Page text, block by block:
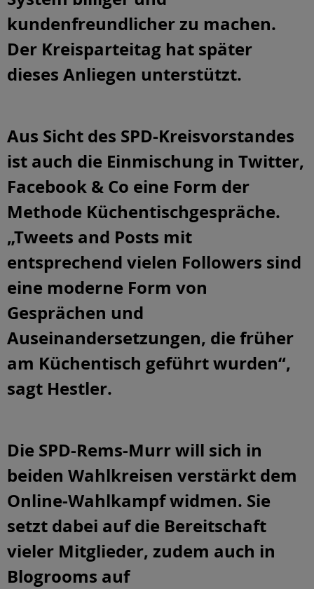
kundenfreundlicher zu machen.
Der Kreisparteitag hat später
dieses Anliegen unterstützt.
Aus Sicht des SPD-Kreisvorstandes
ist auch die Einmischung in Twitter,
Facebook & Co eine Form der
Methode Küchentischgespräche.
„Tweets and Posts mit
entsprechend vielen Followers sind
eine moderne Form von
Gesprächen und
Auseinandersetzungen, die früher
am Küchentisch geführt wurden“,
sagt Hestler.
Die SPD-Rems-Murr will sich in
beiden Wahlkreisen verstärkt dem
Online-Wahlkampf widmen. Sie
setzt dabei auf die Bereitschaft
vieler Mitglieder, zudem auch in
Blogrooms auf